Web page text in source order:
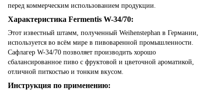
перед коммерческим использованием продукции.
Характеристика Fermentis W-34/70:
Этот известный штамм, полученный Weihenstephan в Германии,
используется во всём мире в пивоваренной промышленности.
Сафлагер W-34/70 позволяет производить хорошо
сбалансированное пиво с фруктовой и цветочной ароматикой,
отличной питкостью и тонким вкусом.
Инструкция по применению: